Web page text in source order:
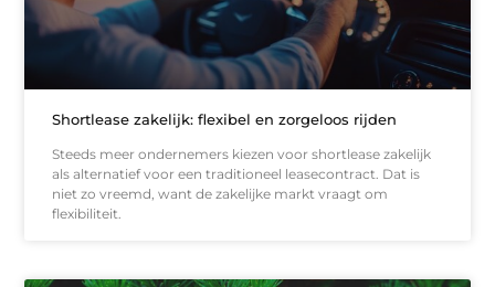
Shortlease zakelijk: flexibel en zorgeloos rijden
Steeds meer ondernemers kiezen voor shortlease zakelijk
als alternatief voor een traditioneel leasecontract. Dat is
niet zo vreemd, want de zakelijke markt vraagt om
flexibiliteit.